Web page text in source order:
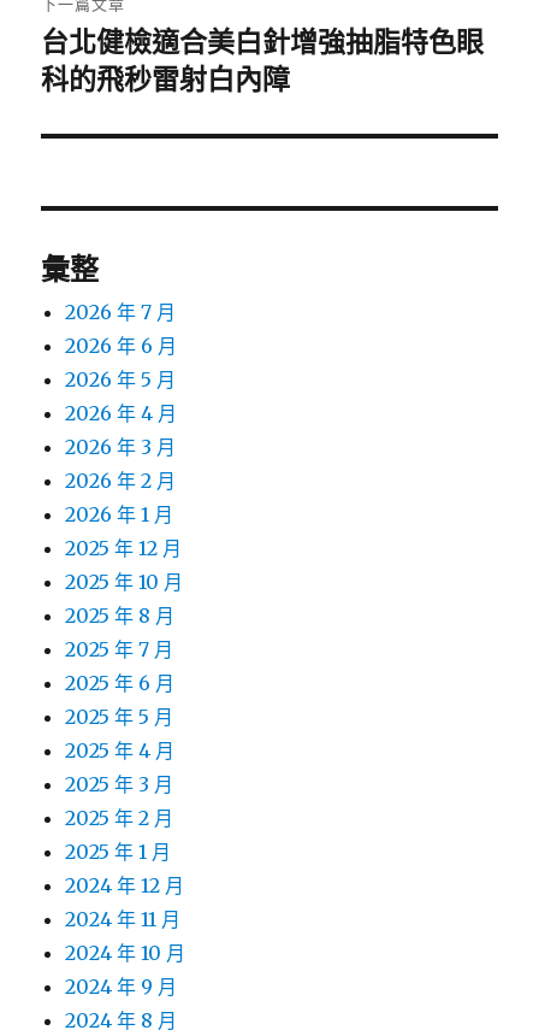
下
一
文
台北健檢適合美白針增強抽脂特色眼
科的飛秒雷射白內障
彙整
2026 年 7 月
2026 年 6 月
2026 年 5 月
2026 年 4 月
2026 年 3 月
2026 年 2 月
2026 年 1 月
2025 年 12 月
2025 年 10 月
2025 年 8 月
2025 年 7 月
2025 年 6 月
2025 年 5 月
2025 年 4 月
2025 年 3 月
2025 年 2 月
2025 年 1 月
2024 年 12 月
2024 年 11 月
2024 年 10 月
2024 年 9 月
2024 年 8 月